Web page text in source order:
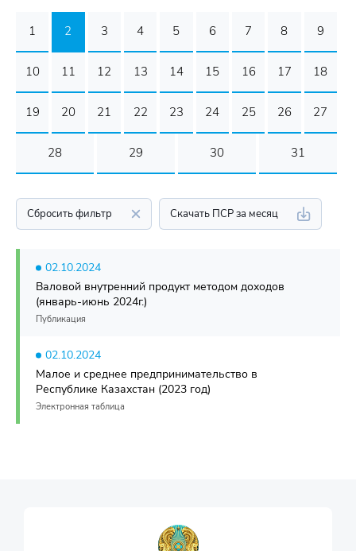
1 2 3 4 5 6 7 8 9
10 11 12 13 14 15 16 17 18
19 20 21 22 23 24 25 26 27
28 29 30 31
Сбросить фильтр Скачать ПСР за месяц
02.10.2024
Валовой внутренний продукт методом доходов
(январь-июнь 2024г.)
Публикация
02.10.2024
Малое и среднее предпринимательство в
Республике Казахстан (2023 год)
Электронная таблица